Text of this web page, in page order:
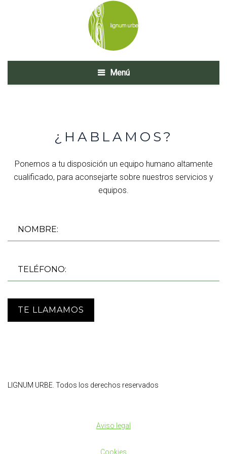
Menú
¿HABLAMOS?
Ponemos a tu disposición un equipo humano altamente
cualificado, para aconsejarte sobre nuestros servicios y
equipos.
TE LLAMAMOS
LIGNUM URBE. Todos los derechos reservados
Aviso legal
Cookies